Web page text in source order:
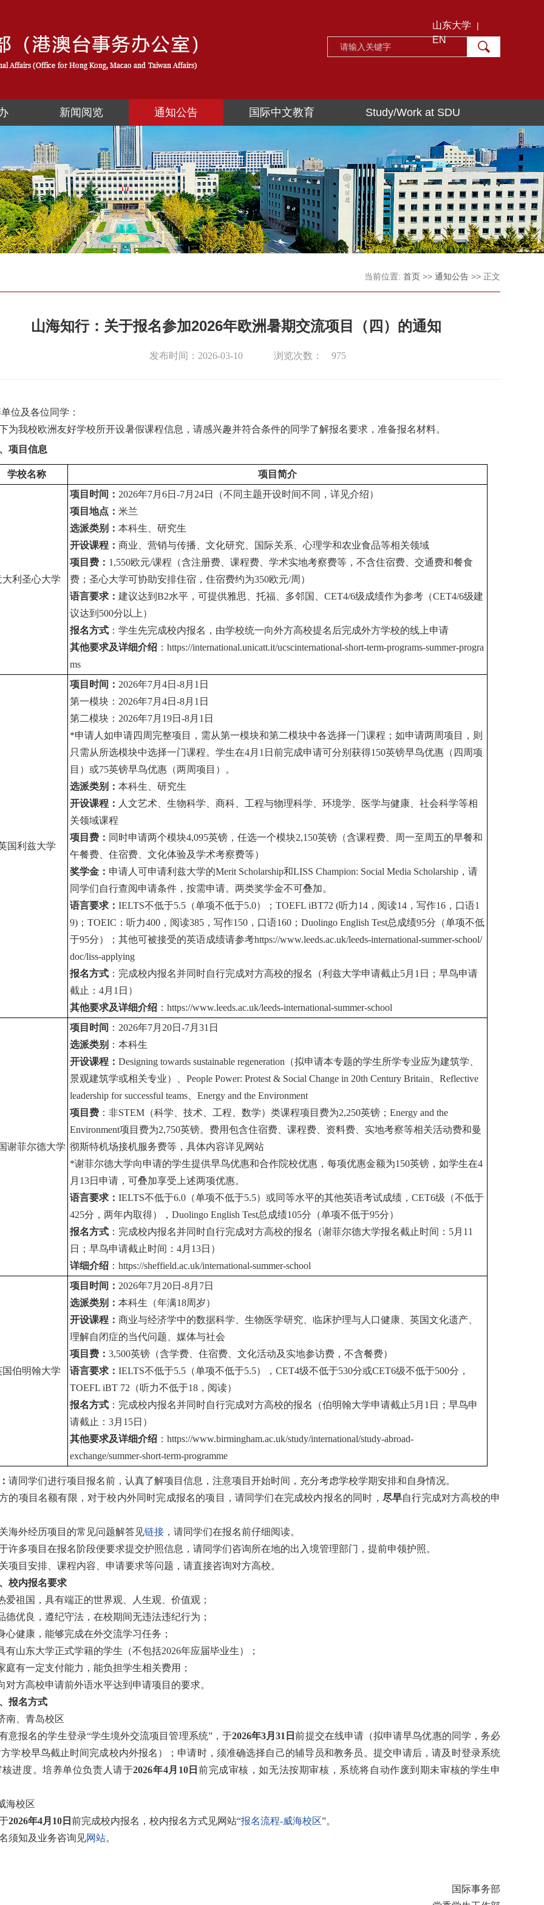
山东大学 |
EN
新闻阅览 通知公告 国际中文教育 Study/Work at SDU
当前位置: 首页 >> 通知公告 >> 正文
山海知行：关于报名参加2026年欧洲暑期交流项目（四）的通知
发布时间：2026-03-10 浏览次数： 975
位及各位同学：
为我校欧洲友好学校所开设暑假课程信息，请感兴趣并符合条件的同学了解报名要求，准备报名材料。
项目信息
学校名称 项目简介
大利圣心大学
项目时间： 2026年7月6日-7月24日（不同主题开设时间不同，详见介绍）
项目地点： 米兰
选派类别： 本科生、研究生
开设课程： 商业、营销与传播、文化研究、国际关系、心理学和农业食品等相关领域
项目费： 1,550欧元/课程（含注册费、课程费、学术实地考察费等，不含住宿费、交通费和餐食
费；圣心大学可协助安排住宿，住宿费约为350欧元/周）
语言要求： 建议达到 B2水平，可提供雅思、托福、多邻国、CET4/6级成绩作为参考（CET4/6级建
议达到500分以上）
报名方式 ：学生先完成校内报名，由学校统一向外方高校提名后完成外方学校的线上申请
其他要求及详细介绍 ： https://international.unicatt.it/ucscinternational-short-term-programs-summer-progra
ms
国利兹大学
项目时间： 2026年7月4日-8月1日
第一模块： 2026年7月4日-8月1日
第二模块： 2026年7月19日-8月1日
*申请人如申请四周完整项目，需从第一模块和第二模块中各选择一门课程；如申请两周项目，则
只需从所选模块中选择一门课程。学生在4月1日前完成申请可分别获得150英镑早鸟优惠（四周项
目）或75英镑早鸟优惠（两周项目）。
选派类别： 本科生、研究生
开设课程： 人文艺术、生物科学、商科、工程与物理科学、环境学、医学与健康、社会科学等相
关领域课程
项目费： 同时申请两个模块4,095英镑，任选一个模块2,150英镑（含课程费、周一至周五的早餐和
午餐费、住宿费、文化体验及学术考察费等）
奖学金： 申请人可申请利兹大学的Merit Scholarship和LISS Champion: Social Media Scholarship，请
同学们自行查阅申请条件，按需申请。两类奖学金不可叠加。
语言要求： IELTS不低于5.5（单项不低于5.0）；TOEFL iBT72 (听力14，阅读14，写作16，口语1
9)；TOEIC：听力400，阅读385，写作150，口语160；Duolingo English Test总成绩95分（单项不低
于95分）；其他可被接受的英语成绩请参考https://www.leeds.ac.uk/leeds-international-summer-school/
doc/liss-applying
报名方式 ：完成校内报名并同时自行完成对方高校的报名（利兹大学申请截止5月1日；早鸟申请
截止：4月1日）
其他要求及详细介绍 ： https://www.leeds.ac.uk/leeds-international-summer-school
谢菲尔德大学
项目时间 ： 2026年7月20日-7月31日
选派类别 ：本科生
开设课程： Designing towards sustainable regeneration （拟申请本专题的学生所学专业应为建筑学、
景观建筑学或相关专业）、People Power: Protest & Social Change in 20th Century Britain、Reflective
leadership for successful teams、Energy and the Environment
项目费 ：非STEM （科学、技术、工程、数学）类课程项目费为2,250英镑；Energy and the
Environment项目费为2,750英镑。费用包含住宿费、课程费、资料费、实地考察等相关活动费和曼
彻斯特机场接机服务费等，具体内容详见网站
*谢菲尔德大学向申请的学生提供早鸟优惠和合作院校优惠，每项优惠金额为150英镑，如学生在4
月13日申请，可叠加享受上述两项优惠。
语言要求： IELTS不低于6.0（单项不低于5.5）或同等水平的其他英语考试成绩，CET6级（不低于
425分，两年内取得），Duolingo English Test总成绩105分（单项不低于95分）
报名方式 ：完成校内报名并同时自行完成对方高校的报名（谢菲尔德大学报名截止时间： 5月11
日；早鸟申请截止时间：4月13日）
详细介绍 ： https://sheffield.ac.uk/international-summer-school
国伯明翰大学
项目时间： 2026年7月20日-8月7日
选派类别： 本科生（年满18周岁）
开设课程： 商业与经济学中的数据科学、生物医学研究、临床护理与人口健康、英国文化遗产、
理解自闭症的当代问题、媒体与社会
项目费： 3,500英镑（含学费、住宿费、文化活动及实地参访费，不含餐费）
语言要求： IELTS不低于5.5（单项不低于5.5），CET4级不低于530分或CET6级不低于500分，
TOEFL iBT 72（听力不低于18，阅读）
报名方式 ：完成校内报名并同时自行完成对方高校的报名（伯明翰大学申请截止5月1日；早鸟申
请截止：3月15日）
其他要求及详细介绍 ： https://www.birmingham.ac.uk/study/international/study-abroad-
exchange/summer-short-term-programme
请同学们进行项目报名前，认真了解项目信息，注意项目开始时间，充分考虑学校学期安排和自身情况。
的项目名额有限，对于校内外同时完成报名的项目，请同学们在完成校内报名的同时， 尽早自行完成对方高校的申
海外经历项目的常见问题解答见链接 ，请同学们在报名前仔细阅读。
许多项目在报名阶段便要求提交护照信息，请同学们咨询所在地的出入境管理部门，提前申领护照。
项目安排、课程内容、申请要求等问题，请直接咨询对方高校。
校内报名要求
爱祖国，具有端正的世界观、人生观、价值观；
德优良，遵纪守法，在校期间无违法违纪行为；
心健康，能够完成在外交流学习任务；
有山东大学正式学籍的学生（不包括2026年应届毕业生）；
庭有一定支付能力，能负担学生相关费用；
对方高校申请前外语水平达到申请项目的要求。
报名方式
南、青岛校区
意报名的学生登录“学生境外交流项目管理系统”，于2026年3月31日前提交在线申请（拟申请早鸟优惠的同学，务必
学校早鸟截止时间完成校内外报名）；申请时，须准确选择自己的辅导员和教务员。提交申请后，请及时登录系统
核进度。培养单位负责人请于2026年4月10日 前完成审核，如无法按期审核，系统将自动作废到期未审核的学生申
海校区
2026年4月10日 前完成校内报名，校内报名方式见网站“报名流程-威海校区”。
须知及业务咨询见网站。
国际事务部